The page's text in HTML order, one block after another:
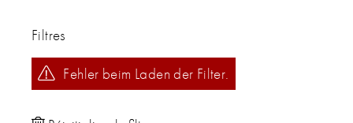
Filtres
Fehler beim Laden der Filter.